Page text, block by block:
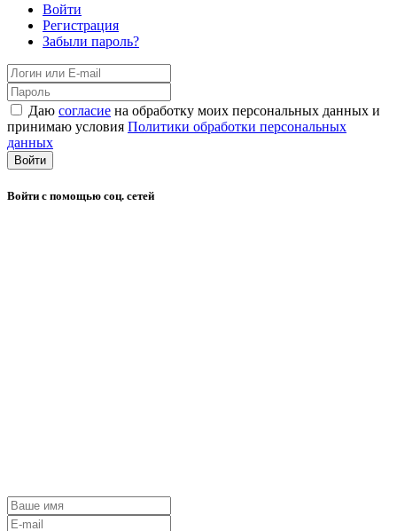
Войти
Регистрация
Забыли пароль?
Даю согласие на обработку моих персональных данных и
принимаю условия Политики обработки персональных
данных
Войти
Войти с помощью соц. сетей